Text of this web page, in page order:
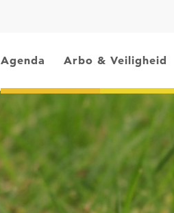
Agenda Arbo & Veiligheid